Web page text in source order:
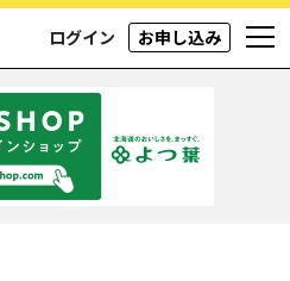
ログイン お申し込み